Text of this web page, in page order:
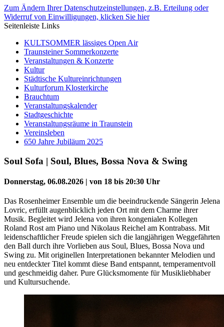
Zum Ändern Ihrer Datenschutzeinstellungen, z.B. Erteilung oder
Widerruf von Einwilligungen, klicken Sie hier
Seitenleiste Links
KULTSOMMER lässiges Open Air
Traunsteiner Sommerkonzerte
Veranstaltungen & Konzerte
Kultur
Städtische Kultureinrichtungen
Kulturforum Klosterkirche
Brauchtum
Veranstaltungskalender
Stadtgeschichte
Veranstaltungsräume in Traunstein
Vereinsleben
650 Jahre Jubiläum 2025
Soul Sofa | Soul, Blues, Bossa Nova & Swing
Donnerstag, 06.08.2026 | von 18 bis 20:30 Uhr
Das Rosenheimer Ensemble um die beeindruckende Sängerin Jelena
Lovric, erfüllt augenblicklich jeden Ort mit dem Charme ihrer
Musik. Begleitet wird Jelena von ihren kongenialen Kollegen
Roland Rost am Piano und Nikolaus Reichel am Kontrabass. Mit
leidenschaftlicher Freude spielen sich die langjährigen Weggefährten
den Ball durch ihre Vorlieben aus Soul, Blues, Bossa Nova und
Swing zu. Mit originellen Interpretationen bekannter Melodien und
neu entdeckter Titel kommt diese Band entspannt, temperamentvoll
und geschmeidig daher. Pure Glücksmomente für Musikliebhaber
und Kultursuchende.